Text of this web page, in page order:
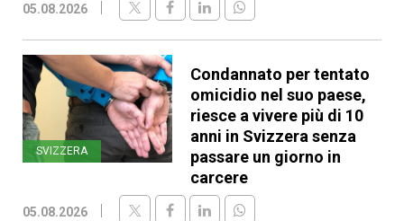
05.08.2026
SVIZZERA
Condannato per tentato
omicidio nel suo paese,
riesce a vivere più di 10
anni in Svizzera senza
passare un giorno in
carcere
05.08.2026